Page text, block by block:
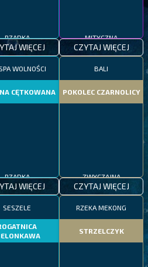
RZADKA
WIĘCEJ
MITYCZNA
CZYTAJ WIĘCEJ
WOLNOŚCI
CĘTKOWANA
RZADKA
WIĘCEJ
BALI
POKOLEC CZARNOLICY
ZWYCZAJNA
CZYTAJ WIĘCEJ
SESZELE RZEKA MEKONG
STRZELCZYK